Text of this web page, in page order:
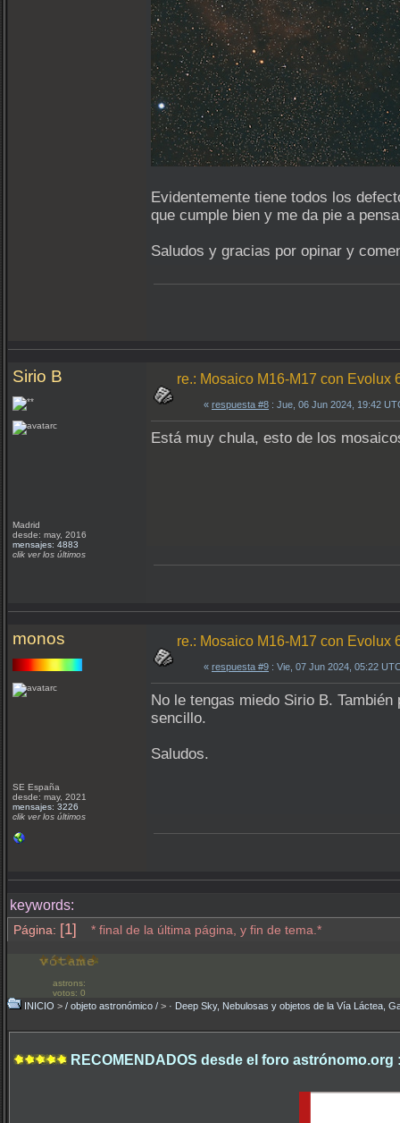
Evidentemente tiene todos los
que cumple bien y me da pie a
Saludos y gracias por opinar y
Sirio B
Madrid
desde: may, 2016
mensajes: 4883
clik ver los últimos
re.: Mosaico M16-M17 con Evolux
« respuesta #8 : Jue, 06 Jun 2024, 19:42
Está muy chula, esto de los
monos
SE España
desde: may, 2021
mensajes: 3226
clik ver los últimos
re.: Mosaico M16-M17 con Evolux
« respuesta #9 : Vie, 07 Jun 2024, 05:22
No le tengas miedo Sirio B.
sencillo.
Saludos.
keywords:
Página: [1] * final de la última página, y fin de tema.*
astrons:
votos: 0
INICIO > / objeto astronómico / > · Deep Sky, Nebulosas y objetos de la Vía Láctea,
RECOMENDADOS desde el foro astrónomo.org